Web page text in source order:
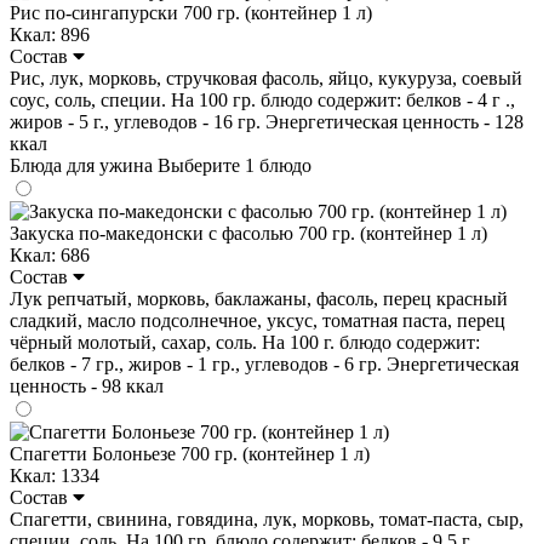
Рис по-сингапурски 700 гр. (контейнер 1 л)
Ккал: 896
Состав
Рис, лук, морковь, стручковая фасоль, яйцо, кукуруза, соевый
соус, соль, специи. На 100 гр. блюдо содержит: белков - 4 г .,
жиров - 5 г., углеводов - 16 гр. Энергетическая ценность - 128
ккал
Блюда для ужина Выберите 1 блюдо
Закуска по-македонски с фасолью 700 гр. (контейнер 1 л)
Ккал: 686
Состав
Лук репчатый, морковь, баклажаны, фасоль, перец красный
сладкий, масло подсолнечное, уксус, томатная паста, перец
чёрный молотый, сахар, соль. На 100 г. блюдо содержит:
белков - 7 гр., жиров - 1 гр., углеводов - 6 гр. Энергетическая
ценность - 98 ккал
Спагетти Болоньезе 700 гр. (контейнер 1 л)
Ккал: 1334
Состав
Спагетти, свинина, говядина, лук, морковь, томат-паста, сыр,